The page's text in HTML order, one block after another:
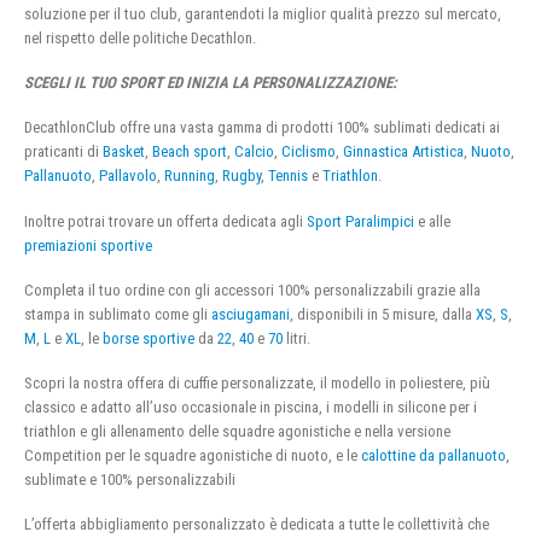
soluzione per il tuo club, garantendoti la miglior qualità prezzo sul mercato,
nel rispetto delle politiche Decathlon.
SCEGLI IL TUO SPORT ED INIZIA LA PERSONALIZZAZIONE:
DecathlonClub offre una vasta gamma di prodotti 100% sublimati dedicati ai
praticanti di Basket, Beach sport, Calcio, Ciclismo, Ginnastica Artistica, Nuoto,
Pallanuoto, Pallavolo, Running, Rugby, Tennis e Triathlon.
Inoltre potrai trovare un offerta dedicata agli Sport Paralimpici e alle
premiazioni sportive
Completa il tuo ordine con gli accessori 100% personalizzabili grazie alla
stampa in sublimato come gli asciugamani , disponibili in 5 misure, dalla XS S
M L e XL , le borse sportive da 22 40 e 70 litri.
Scopri la nostra offera di cuffie personalizzate, il modello in poliestere, più
classico e adatto all’uso occasionale in piscina, i modelli in silicone per i
triathlon e gli allenamento delle squadre agonistiche e nella versione
Competition per le squadre agonistiche di nuoto, e le calottine da pallanuoto,
sublimate e 100% personalizzabili
L’offerta abbigliamento personalizzato è dedicata a tutte le collettività che